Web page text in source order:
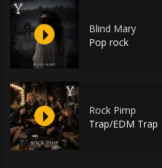
Blind Mary
Pop rock
Rock Pimp
Trap/EDM Trap